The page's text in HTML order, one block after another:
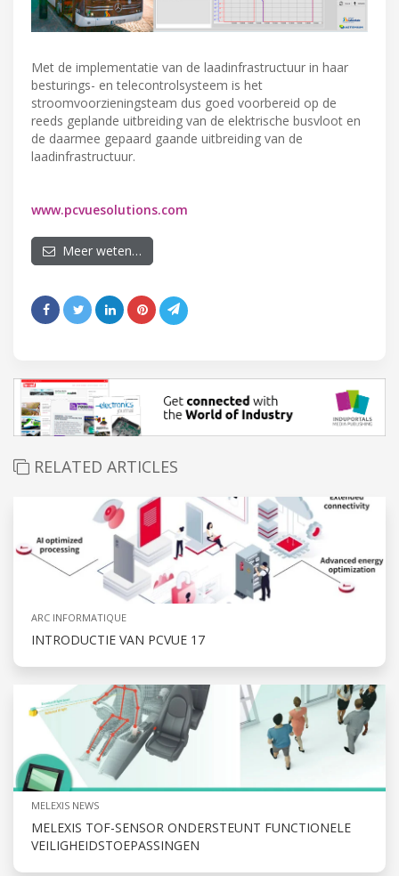
Met de implementatie van de laadinfrastructuur in haar
besturings- en telecontrolsysteem is het
stroomvoorzieningsteam dus goed voorbereid op de
reeds geplande uitbreiding van de elektrische busvloot en
de daarmee gepaard gaande uitbreiding van de
laadinfrastructuur.
www.pcvuesolutions.com
Meer weten…
RELATED ARTICLES
ARC INFORMATIQUE
INTRODUCTIE VAN PCVUE 17
MELEXIS NEWS
MELEXIS TOF-SENSOR ONDERSTEUNT FUNCTIONELE
VEILIGHEIDSTOEPASSINGEN